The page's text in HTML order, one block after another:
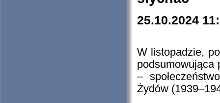
25.10.2024
W listopadzie,
podsumowująca
–
Żydów